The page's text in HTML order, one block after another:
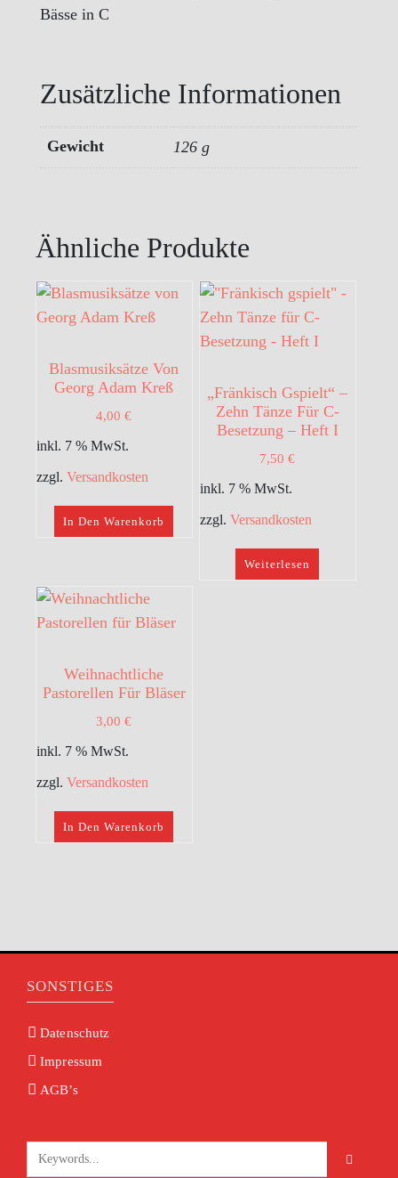
Bässe in C
Zusätzliche Informationen
Gewicht 126 g
Ähnliche Produkte
Blasmusiksätze Von
Georg Adam Kreß
4,00€
inkl. 7 % MwSt.
zzgl. Versandkosten
In Den Warenkorb
„Fränkisch Gspielt“ –
Zehn Tänze Für C-
Besetzung – Heft I
7,50€
inkl. 7 % MwSt.
zzgl.Versandkosten
Weiterlesen
Weihnachtliche
Pastorellen Für Bläser
3,00€
inkl. 7 % MwSt.
zzgl. Versandkosten
In Den Warenkorb
SONSTIGES
Datenschutz
Impressum
AGB’s